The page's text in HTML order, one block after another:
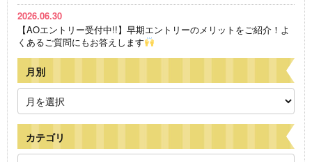
2026.06.30
【AOエントリー受付中!!】早期エントリーのメリットをご紹介！よ
くあるご質問にもお答えします
月別
カテゴリ